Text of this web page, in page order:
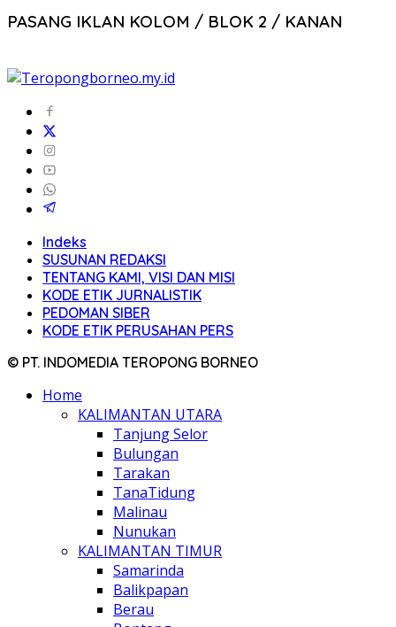
PASANG IKLAN KOLOM / BLOK 2 / KANAN
Indeks
SUSUNAN REDAKSI
TENTANG KAMI, VISI DAN MISI
KODE ETIK JURNALISTIK
PEDOMAN SIBER
KODE ETIK PERUSAHAN PERS
© PT. INDOMEDIA TEROPONG BORNEO
Home
KALIMANTAN UTARA
Tanjung Selor
Bulungan
Tarakan
TanaTidung
Malinau
Nunukan
KALIMANTAN TIMUR
Samarinda
Balikpapan
Berau